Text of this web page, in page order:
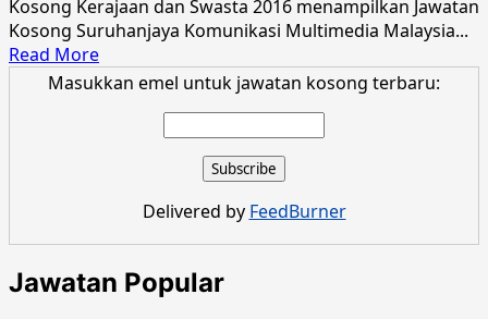
Kosong Kerajaan dan Swasta 2016 menampilkan Jawatan
Kosong Suruhanjaya Komunikasi Multimedia Malaysia...
Read MoreRead
more
Multimedia
Malaysia
April
2016
Masukkan emel untuk jawatan kosong terbaru:
Delivered by FeedBurner
Jawatan Popular